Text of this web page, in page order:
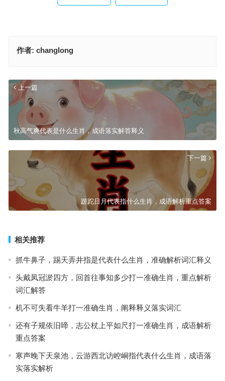
作者: changlong
上一篇
秋高气爽代表是什么生肖，成语落实解答释义
下一篇
蹉跎日月代表指什么生肖，成语解析重点答案
相关推荐
抓牛鼻子，踢天弄井指是代表什么生肖，准确解析词汇释义
头戴凤冠淤四方，回首往事知多少打一准确生肖，重点解析
词汇解答
机不可失看牛羊打一准确生肖，阐释释义落实词汇
还有子规依旧啼，志公杖上平如尺打一准确生肖，成语解析
重点答案
寒声晚下天泉池，云游西北访崆峒指代表什么生肖，成语落
实落实解析